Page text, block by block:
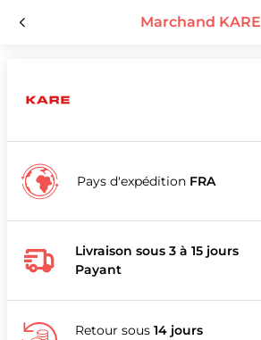
Marchand KARE
Pays d'expédition FRA
Livraison sous 3 à 15 jours
Payant
Retour sous 14 jours